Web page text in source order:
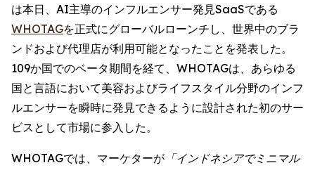
は本日、AI主導のインフルエンサー発見SaaSである
WHOTAGを正式にグローバルローンチし、世界中のブラ
ンドおよび代理店が利用可能となったことを発表した。
109か国でのベータ期間を経て、WHOTAGは、あらゆる
国と言語において美容およびライフスタイル分野のインフ
ルエンサーを瞬時に発見できるように設計された初のサー
ビスとして市場に参入した。
WHOTAGでは、マーケターが 「インドネシアでミニマル